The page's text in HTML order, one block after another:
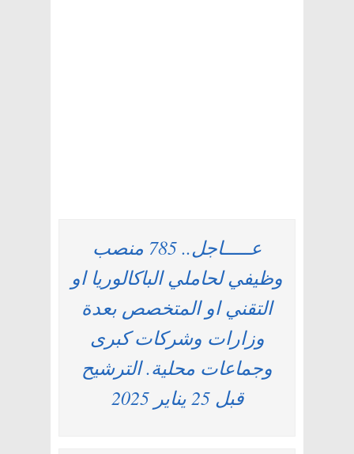
عـــــاجل.. 785 منصب
وظيفي لحاملي الباكالوريا او
التقني او المتخصص بعدة
وزارات وشركات كبرى
وجماعات محلية. الترشيح
قبل 25 يناير 2025